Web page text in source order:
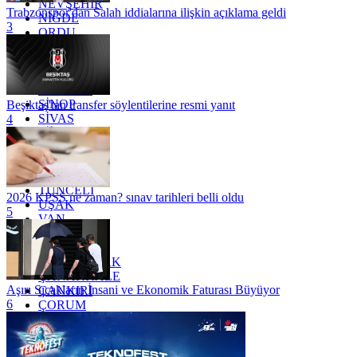
NEVŞEHİR
NİĞDE
ORDU
OSMANİYE
RİZE
SAKARYA
SİNOP
SİVAS
SİİRT
TEKİRDAĞ
TOKAT
TRABZON
TUNCELİ
UŞAK
VAN
YALOVA
YOZGAT
ZONGULDAK
ÇANAKKALE
ÇANKIRI
ÇORUM
İSTANBUL
İZMİR
ŞANLIURFA
Trabzonspor'dan Salah iddialarına ilişkin açıklama geldi
3
Beşiktaş'tan transfer söylentilerine resmi yanıt
4
2026 KPSS ne zaman? sınav tarihleri belli oldu
5
Aşırı Sıcakların İnsani ve Ekonomik Faturası Büyüyor
6